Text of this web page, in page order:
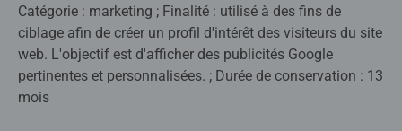
Catégorie : marketing ; Finalité : utilisé à des fins de
ciblage afin de créer un profil d'intérêt des visiteurs du site
web. L'objectif est d'afficher des publicités Google
pertinentes et personnalisées. ; Durée de conservation : 13
mois